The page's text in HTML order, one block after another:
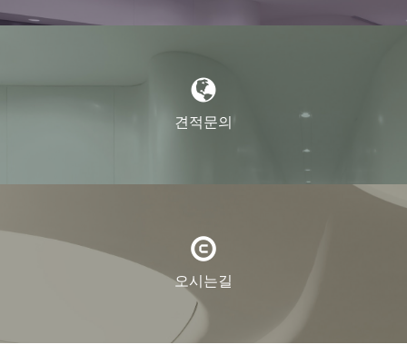
견적문의
오시는길